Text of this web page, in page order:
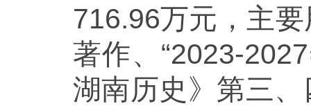
716.96万元，主
著作、“2023-
湖南历史》第三